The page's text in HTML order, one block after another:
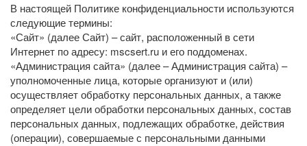
В настоящей Политике конфиденциальности используются
следующие термины:
«Сайт» (далее Сайт) – сайт, расположенный в сети
Интернет по адресу: mscsert.ru и его поддоменах.
«Администрация сайта» (далее – Администрация сайта) –
уполномоченные лица, которые организуют и (или)
осуществляет обработку персональных данных, а также
определяет цели обработки персональных данных, состав
персональных данных, подлежащих обработке, действия
(операции), совершаемые с персональными данными